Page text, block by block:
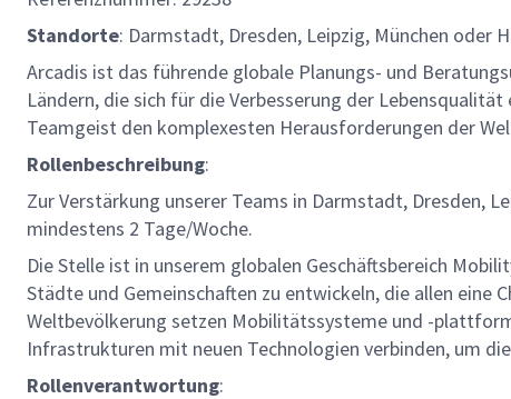
Standorte: Darmstadt, Dresden, Leipzig, München oder
Arcadis ist das führende globale Planungs- und
Ländern, die sich für die Verbesserung der
Teamgeist den komplexesten Herausforderungen der
Rollenbeschreibung:
Zur Verstärkung unserer Teams in Darmstadt, Dresden,
mindestens 2 Tage/Woche.
Die Stelle ist in unserem globalen Geschäftsbereich
Städte und Gemeinschaften zu entwickeln, die allen eine
Weltbevölkerung setzen Mobilitätssysteme und -
Infrastrukturen mit neuen Technologien verbinden, um
Rollenverantwortung: